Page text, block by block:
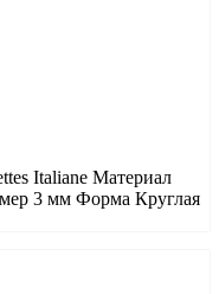
Italiane Материал
3 мм Форма Круглая